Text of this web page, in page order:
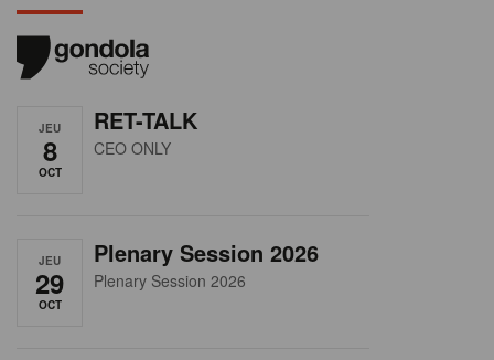
JEU
8
OCT
RET-TALK
CEO ONLY
JEU
29
OCT
Plenary Session 2026
Plenary Session 2026